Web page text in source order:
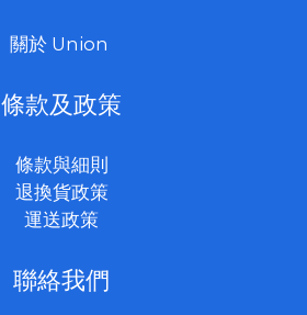
關於 Union
條款及政策
條款與細則
退換貨政策
運送政策
聯絡我們